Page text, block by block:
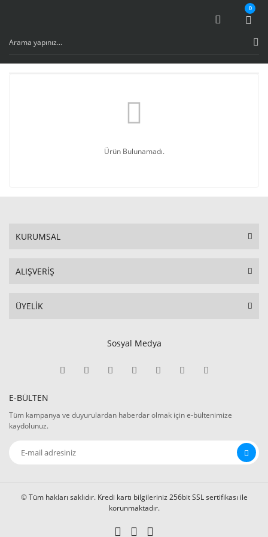
0
Ürün Bulunamadı.
KURUMSAL
ALIŞVERİŞ
ÜYELİK
Sosyal Medya
E-BÜLTEN
Tüm kampanya ve duyurulardan haberdar olmak için e-bültenimize
kaydolunuz.
© Tüm hakları saklıdır. Kredi kartı bilgileriniz 256bit SSL sertifikası ile
korunmaktadır.